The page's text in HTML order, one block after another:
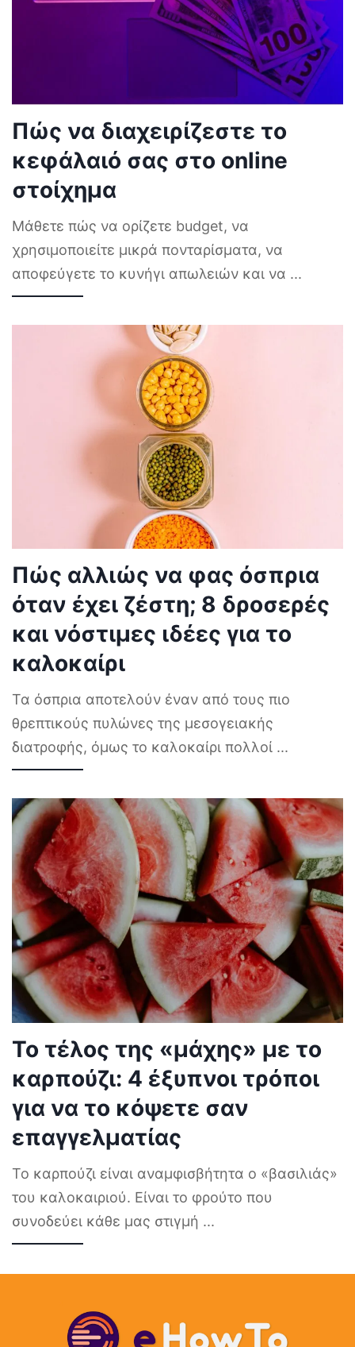
Πώς να διαχειρίζεστε το
κεφάλαιό σας στο online
στοίχημα
Μάθετε πώς να ορίζετε budget, να
χρησιμοποιείτε μικρά πονταρίσματα, να
αποφεύγετε το κυνήγι απωλειών και να ...
Πώς αλλιώς να φας όσπρια
όταν έχει ζέστη; 8 δροσερές
και νόστιμες ιδέες για το
καλοκαίρι
Τα όσπρια αποτελούν έναν από τους πιο
θρεπτικούς πυλώνες της μεσογειακής
διατροφής, όμως το καλοκαίρι πολλοί ...
Το τέλος της «μάχης» με το
καρπούζι: 4 έξυπνοι τρόποι
για να το κόψετε σαν
επαγγελματίας
Το καρπούζι είναι αναμφισβήτητα ο «βασιλιάς»
του καλοκαιριού. Είναι το φρούτο που
συνοδεύει κάθε μας στιγμή ...